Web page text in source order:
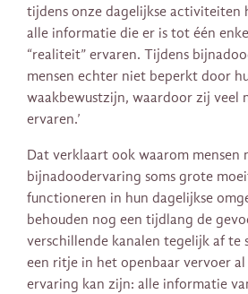
tijdens onze dagelijkse activiteiten
alle informatie die er is tot één
“realiteit” ervaren. Tijdens
mensen echter niet beperkt door
waakbewustzijn, waardoor zij veel
ervaren.’
Dat verklaart ook waarom mensen
bijnadoodervaring soms grote
functioneren in hun dagelijkse
behouden nog een tijdlang de
verschillende kanalen tegelijk af te
een ritje in het openbaar vervoer
ervaring kan zijn: alle informatie